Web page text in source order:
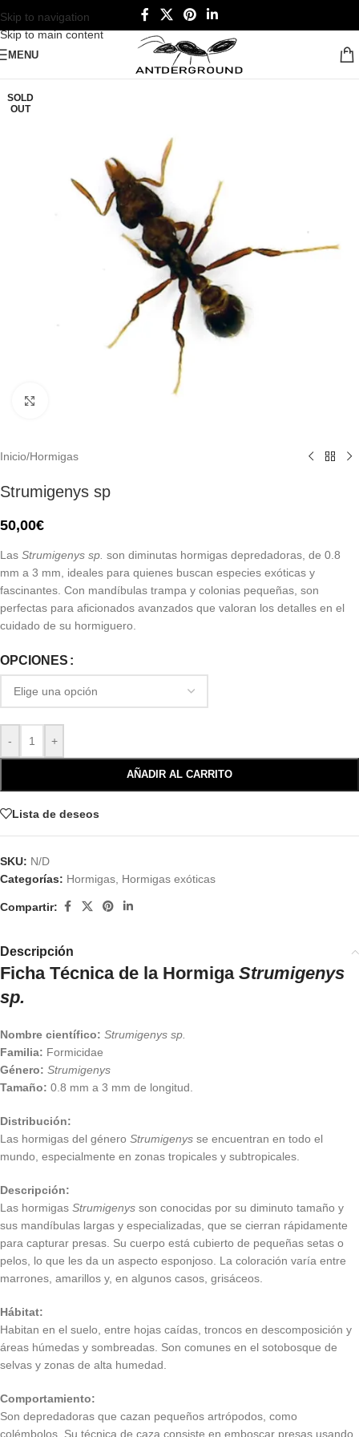
Skip to navigation
Skip to main content
MENU
SOLD
OUT
Inicio/Hormigas
Strumigenys sp
50,00€
Las Strumigenys sp. son diminutas hormigas depredadoras, de 0.8
mm a 3 mm, ideales para quienes buscan especies exóticas y
fascinantes. Con mandíbulas trampa y colonias pequeñas, son
perfectas para aficionados avanzados que valoran los detalles en el
cuidado de su hormiguero.
OPCIONES
- +
AÑADIR AL CARRITO
Lista de deseos
SKU: N/D
Categorías: Hormigas Hormigas exóticas
Compartir:
Descripción
Ficha Técnica de la Hormiga Strumigenys
sp.
Nombre científico: Strumigenys sp.
Familia: Formicidae
Género: Strumigenys
Tamaño: 0.8 mm a 3 mm de longitud.
Distribución:
Las hormigas del género Strumigenys se encuentran en todo el
mundo, especialmente en zonas tropicales y subtropicales.
Descripción:
Las hormigas Strumigenys son conocidas por su diminuto tamaño y
sus mandíbulas largas y especializadas, que se cierran rápidamente
para capturar presas. Su cuerpo está cubierto de pequeñas setas o
pelos, lo que les da un aspecto esponjoso. La coloración varía entre
marrones, amarillos y, en algunos casos, grisáceos.
Hábitat:
Habitan en el suelo, entre hojas caídas, troncos en descomposición y
áreas húmedas y sombreadas. Son comunes en el sotobosque de
selvas y zonas de alta humedad.
Comportamiento:
Son depredadoras que cazan pequeños artrópodos, como
colémbolos. Su técnica de caza consiste en emboscar presas usando